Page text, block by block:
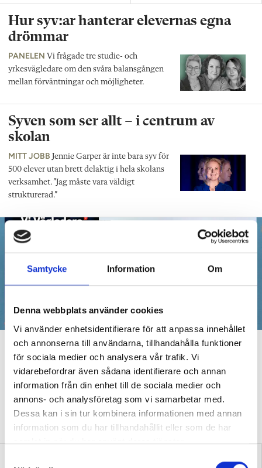
Samtycke Information Om
Denna webbplats använder cookies
Vi använder enhetsidentifierare för att anpassa innehållet
och annonserna till användarna, tillhandahålla funktioner
för sociala medier och analysera vår trafik. Vi
vidarebefordrar även sådana identifierare och annan
information från din enhet till de sociala medier och
annons- och analysföretag som vi samarbetar med.
Dessa kan i sin tur kombinera informationen med annan
information som du har tillhandahållit eller som de har
samlat in när du har använt deras tjänster.
Hur syv:ar hanterar elevernas egna
drömmar
PANELEN Vi frågade tre studie- och
yrkesvägledare om den svåra balansgången
mellan förväntningar och möjligheter.
Syven som ser allt – i centrum av
skolan
MITT JOBB Jennie Garper är inte bara syv för
500 elever utan brett delaktig i hela skolans
verksamhet. ”Jag måste vara väldigt
strukturerad.”
Nytt nummer! Konferenser
knyter ihop allt
STUDIE- OCH YRKESVÄGLEDAREVägledarkalendariet bygger
om! I nya numret av Vi Vägledare träffar vi de nya
programansvariga, och redaktör Kjell Häglund förklarar vikten av
syv-konferenser.